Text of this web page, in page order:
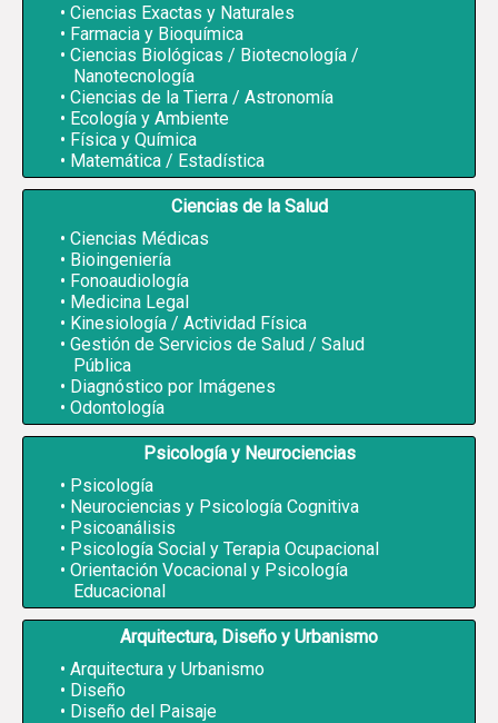
Ciencias Exactas y Naturales
Farmacia y Bioquímica
Ciencias Biológicas / Biotecnología /
Nanotecnología
Ciencias de la Tierra / Astronomía
Ecología y Ambiente
Física y Química
Matemática / Estadística
Ciencias de la Salud
Ciencias Médicas
Bioingeniería
Fonoaudiología
Medicina Legal
Kinesiología / Actividad Física
Gestión de Servicios de Salud / Salud
Pública
Diagnóstico por Imágenes
Odontología
Psicología y Neurociencias
Psicología
Neurociencias y Psicología Cognitiva
Psicoanálisis
Psicología Social y Terapia Ocupacional
Orientación Vocacional y Psicología
Educacional
Arquitectura, Diseño y Urbanismo
Arquitectura y Urbanismo
Diseño
Diseño del Paisaje